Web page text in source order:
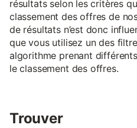
résultats selon les critères
classement des offres de
de résultats n’est donc
que vous utilisez un des
algorithme prenant
le classement des offres.
Trouver